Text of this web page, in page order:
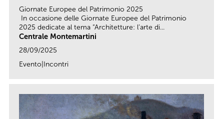
Giornate Europee del Patrimonio 2025
In occasione delle Giornate Europee del Patrimonio
2025 dedicate al tema “Architetture: l’arte di...
Centrale Montemartini
28/09/2025
Evento|Incontri